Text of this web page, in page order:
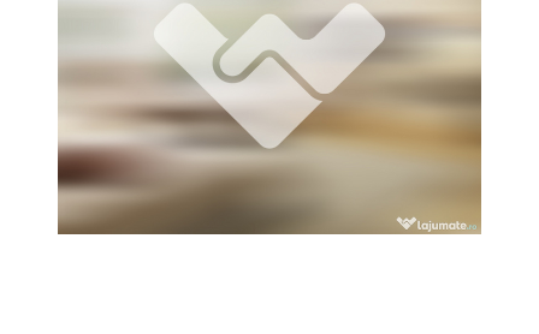
Animale de companie
Afaceri și echipamente profesionale
Inchiriere Bunuri si Vehicule
Utilaje agricole si industriale
Piese auto si accesorii
Dacia Duster